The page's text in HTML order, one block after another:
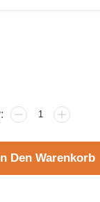
In Den Warenkorb